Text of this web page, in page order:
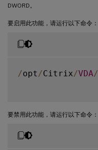
DWORD。
要启用此功能，请运行以下命令：
/opt /Citrix/VDA/
要禁用此功能，请运行以下命令：